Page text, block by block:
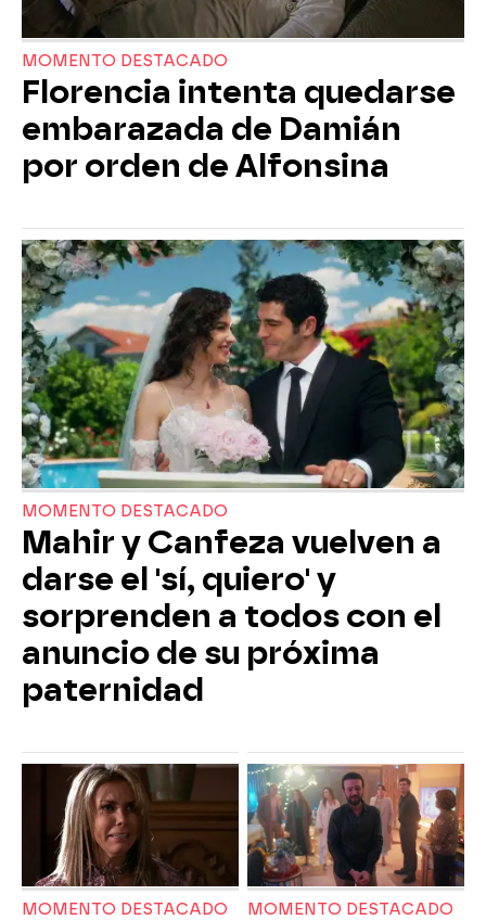
MOMENTO DESTACADO
Florencia intenta quedarse
embarazada de Damián
por orden de Alfonsina
MOMENTO DESTACADO
Mahir y Canfeza vuelven a
darse el 'sí, quiero' y
sorprenden a todos con el
anuncio de su próxima
paternidad
MOMENTO DESTACADO MOMENTO DESTACADO